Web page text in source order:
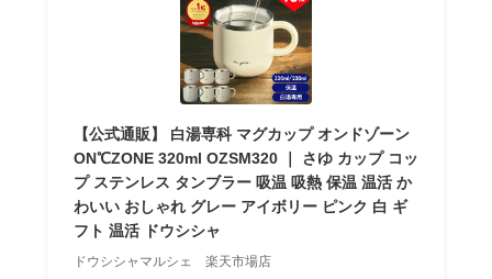
【公式通販】 白湯専科 マグカップ オンドゾーン
ON℃ZONE 320ml OZSM320 ｜ さゆ カップ コッ
プ ステンレス タンブラー 吸温 吸熱 保温 温活 か
わいい おしゃれ グレー アイボリー ピンク 白 ギ
フト 温活 ドウシシャ
ドウシシャマルシェ 楽天市場店